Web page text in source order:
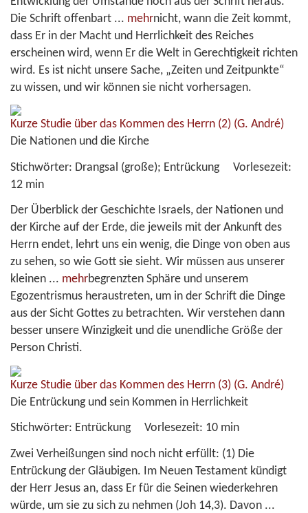
Die Schrift offenbart ... mehrnicht, wann die Zeit kommt,
dass Er in der Macht und Herrlichkeit des Reiches
erscheinen wird, wenn Er die Welt in Gerechtigkeit richten
wird. Es ist nicht unsere Sache, „Zeiten und Zeitpunkte“
zu wissen, und wir können sie nicht vorhersagen.
Kurze Studie über das Kommen des Herrn (2) (G. André)
Die Nationen und die Kirche
Stichwörter: Drangsal (große); Entrückung Vorlesezeit:
12 min
Der Überblick der Geschichte Israels, der Nationen und
der Kirche auf der Erde, die jeweils mit der Ankunft des
Herrn endet, lehrt uns ein wenig, die Dinge von oben aus
zu sehen, so wie Gott sie sieht. Wir müssen aus unserer
kleinen ... mehrbegrenzten Sphäre und unserem
Egozentrismus heraustreten, um in der Schrift die Dinge
aus der Sicht Gottes zu betrachten. Wir verstehen dann
besser unsere Winzigkeit und die unendliche Größe der
Person Christi.
Kurze Studie über das Kommen des Herrn (3) (G. André)
Die Entrückung und sein Kommen in Herrlichkeit
Stichwörter: Entrückung Vorlesezeit: 10 min
Zwei Verheißungen sind noch nicht erfüllt: (1) Die
Entrückung der Gläubigen. Im Neuen Testament kündigt
der Herr Jesus an, dass Er für die Seinen wiederkehren
würde, um sie zu sich zu nehmen (Joh 14,3). Davon ...